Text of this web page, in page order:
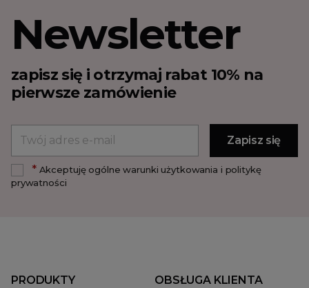
Newsletter
zapisz się i otrzymaj rabat 10% na
pierwsze zamówienie
*Akceptuję ogólne warunki użytkowania i politykę
prywatności
PRODUKTY OBSŁUGA KLIENTA